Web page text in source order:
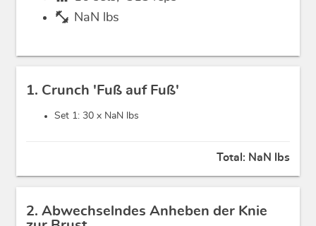
fitness_center NaN lbs
1. Crunch 'Fuß auf Fuß'
Set 1: 30 x NaN lbs
Total: NaN lbs
2. Abwechselndes Anheben der Knie